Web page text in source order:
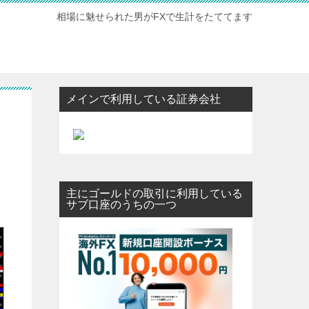
相場に魅せられた男がFXで生計をたててます
メインで利用している証券会社
主にゴールドの取引に利用している
サブ口座のうちの一つ